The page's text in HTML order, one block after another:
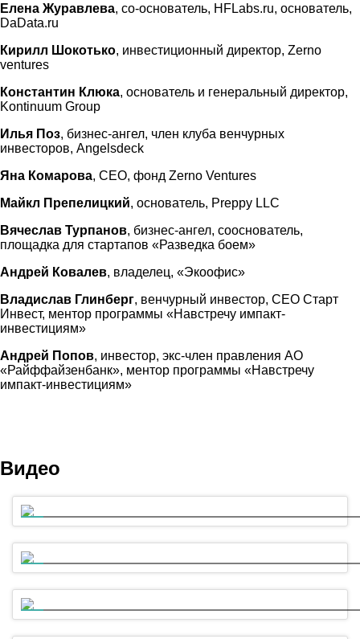
Елена Журавлева, со-основатель, HFLabs.ru, основатель,
DaData.ru
Кирилл Шокотько, инвестиционный директор, Zerno
ventures
Константин Клюка, основатель и генеральный директор,
Kontinuum Group
Илья Поз, бизнес-ангел, член клуба венчурных
инвесторов, Angelsdeck
Яна Комарова, CEO, фонд Zerno Ventures
Майкл Препелицкий, основатель, Preppy LLC
Вячеслав Турпанов, бизнес-ангел, сооснователь,
площадка для стартапов «Разведка боем»
Андрей Ковалев, владелец, «Экоофис»
Владислав Глинберг, венчурный инвестор, CEO Старт
Инвест, ментор программы «Навстречу импакт-
инвестициям»
Андрей Попов, инвестор, экс-член правления АО
«Райффайзенбанк», ментор программы «Навстречу
импакт-инвестициям»
Видео
«Импакт-инвестирование: тренд новой экономики». Форум
Public Talk и Сессия 1
Сессия 2. Рынок импакт-инвестиций: риски vs эффекты?